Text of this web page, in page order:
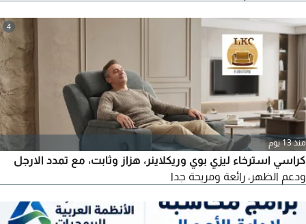
4
منذ 13 يوم
كراسي استرخاء ليزي بوي وريكلاينر، هزاز وثابت، مع تمدد الارجل
ودعم الظهر، رائعة ومريحة جدا